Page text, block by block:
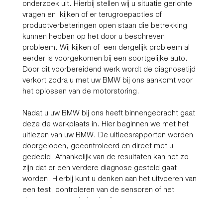
onderzoek uit. Hierbij stellen wij u situatie gerichte
vragen en kijken of er terugroepacties of
productverbeteringen open staan die betrekking
kunnen hebben op het door u beschreven
probleem. Wij kijken of een dergelijk probleem al
eerder is voorgekomen bij een soortgelijke auto.
Door dit voorbereidend werk wordt de diagnosetijd
verkort zodra u met uw BMW bij ons aankomt voor
het oplossen van de motorstoring.
Nadat u uw BMW bij ons heeft binnengebracht gaat
deze de werkplaats in. Hier beginnen we met het
uitlezen van uw BMW. De uitleesrapporten worden
doorgelopen, gecontroleerd en direct met u
gedeeld. Afhankelijk van de resultaten kan het zo
zijn dat er een verdere diagnose gesteld gaat
worden. Hierbij kunt u denken aan het uitvoeren van
een test, controleren van de sensoren of het